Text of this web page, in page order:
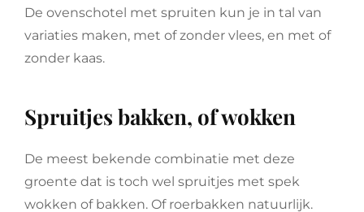
De ovenschotel met spruiten kun je in tal van
variaties maken, met of zonder vlees, en met of
zonder kaas.
Spruitjes bakken, of wokken
De meest bekende combinatie met deze
groente dat is toch wel spruitjes met spek
wokken of bakken. Of roerbakken natuurlijk.